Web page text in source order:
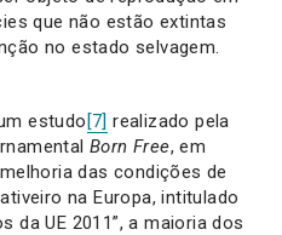
que não estão extintas
no estado selvagem.
estudo [7] realizado pela
Born Free, em
das condições de
na Europa, intitulado
da UE 2011”, a maioria dos